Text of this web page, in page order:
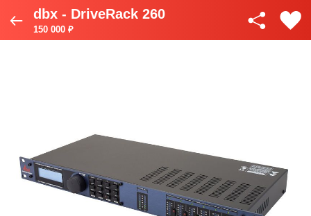
dbx - DriveRack 260
150 000 ₽